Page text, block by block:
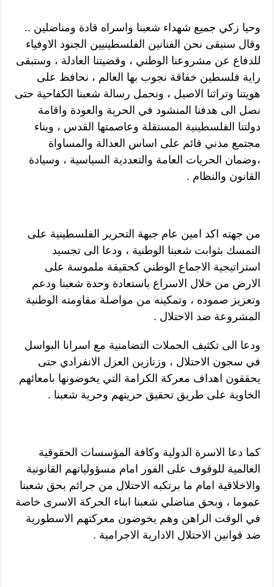
وحيا زكي جميع شهداء شعبنا واسراه قادة ومناضلين ..
وقال سنبقى نحن الفنانين الفلسطينيين الجنود الاوفياء
للدفاع عن مشروعنا الوطني ، وقضيتنا العادلة ، وستبقى
راية فلسطين خفاقة نجوب بها العالم ، نحافظ على
هويتنا وتراثنا الاصيل ، ونحمل رسالة شعبنا الكفاحية حتى
نصل الى هدفنا المنشود في الحرية والعودة واقامة
دولتنا الفلسطينية المستقلة وعاصمتها القدس ، وبناء
مجتمع مدني قائم على اساس العدالة والمساواة
،وضمان الحريات العامة والتعددية السياسية ، وسيادة
القانون والنظام .
من جهته اكد امين عام جبهة التحرير الفلسطينية على
التمسك بثوابت شعبنا الوطنية ، ودعا الى تجسيد
استراتيجية الاجماع الوطني كحقيقة ملموسة على
الارض من خلال الاسراع باستعادة وحدة شعبنا ودعم
وتعزيز صموده ، وتمكينه من مواصلة مقاومته الوطنية
المشروعة ضد الاحتلال .
ودعا الى تكثيف الحملات التضامنية مع اسرانا البواسل
في سجون الاحتلال ، وزنازين العزل الانفرادي حتى
يحققون اهداف معركة الكرامة التي يخوضونها بامعائهم
الخاوية على طريق تحقيق حريتهم وحرية شعبنا .
كما دعا الاسرة الدولية وكافة المؤسسات الحقوقية
العالمية للوقوف على الفور امام مسؤولياتهم القانونية
والاخلاقية امام ما برتكبه الاحتلال من جرائم بحق شعبنا
عموما ، وبحق مناضلي شعبنا ابناء الحركة الاسرى خاصة
في الوقت الراهن وهم يخوضون معركتهم الاسطورية
ضد قوانين الاحتلال الادارية الاجرامية .